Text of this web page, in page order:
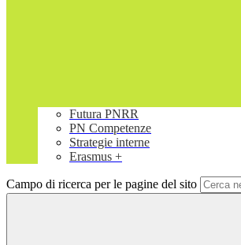
Futura PNRR
PN Competenze
Strategie interne
Erasmus +
Campo di ricerca per le pagine del sito